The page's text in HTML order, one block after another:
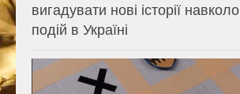
вигадувати нові історії навколо
подій в Україні